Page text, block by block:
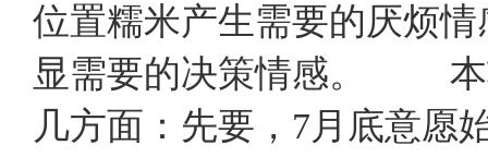
位置糯米产生需要的厌烦
显需要的决策情感。 本
几方面：先要，7月底意愿